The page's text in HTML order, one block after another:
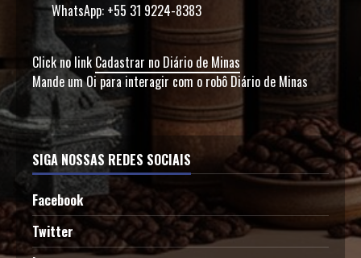
WhatsApp: +55 31 9224-8383
Click no link Cadastrar no Diário de Minas
Mande um Oi para interagir com o robô Diário de Minas
SIGA NOSSAS REDES SOCIAIS
Facebook
Twitter